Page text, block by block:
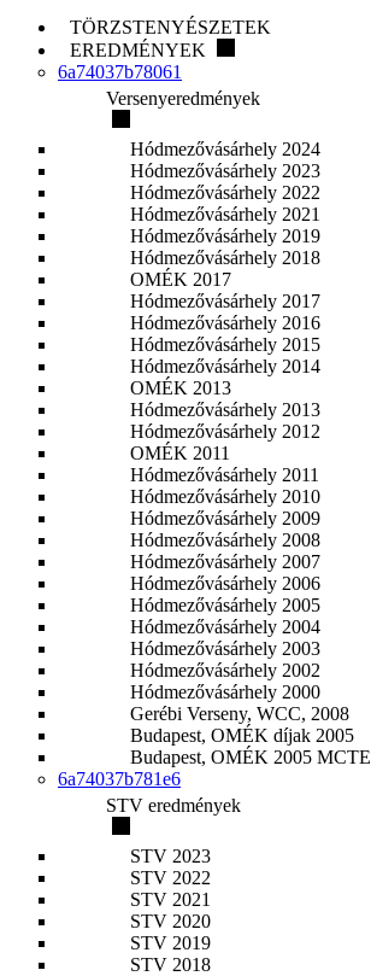
TÖRZSTENYÉSZETEK
EREDMÉNYEK
6a74037b78061
Versenyeredmények
Hódmezővásárhely 2024
Hódmezővásárhely 2023
Hódmezővásárhely 2022
Hódmezővásárhely 2021
Hódmezővásárhely 2019
Hódmezővásárhely 2018
OMÉK 2017
Hódmezővásárhely 2017
Hódmezővásárhely 2016
Hódmezővásárhely 2015
Hódmezővásárhely 2014
OMÉK 2013
Hódmezővásárhely 2013
Hódmezővásárhely 2012
OMÉK 2011
Hódmezővásárhely 2011
Hódmezővásárhely 2010
Hódmezővásárhely 2009
Hódmezővásárhely 2008
Hódmezővásárhely 2007
Hódmezővásárhely 2006
Hódmezővásárhely 2005
Hódmezővásárhely 2004
Hódmezővásárhely 2003
Hódmezővásárhely 2002
Hódmezővásárhely 2000
Gerébi Verseny, WCC, 2008
Budapest, OMÉK díjak 2005
Budapest, OMÉK 2005 MCTE
6a74037b781e6
STV eredmények
STV 2023
STV 2022
STV 2021
STV 2020
STV 2019
STV 2018